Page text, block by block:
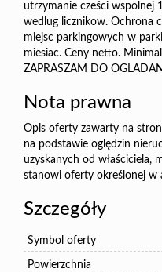
utrzymanie cześci wspolnej
wedlug licznikow. Ochrona
miejsc parkingowych w
miesiac. Ceny netto.
ZAPRASZAM DO
Nota prawna
Opis oferty zawarty na
na podstawie oględzin
uzyskanych od właściciela,
stanowi oferty określonej w
Szczegóły
Symbol oferty
Powierzchnia